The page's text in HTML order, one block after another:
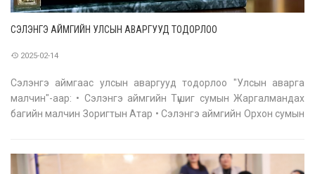
СЭЛЭНГЭ АЙМГИЙН УЛСЫН АВАРГУУД ТОДОРЛОО
2025-02-14
Сэлэнгэ аймгаас улсын аваргууд тодорлоо "Улсын аварга
малчин"-аар: • Сэлэнгэ аймгийн Түшиг сумын Жаргалмандах
багийн малчин Зоригтын Атар • Сэлэнгэ аймгийн Орхон сумын
Басангийн Самбуу